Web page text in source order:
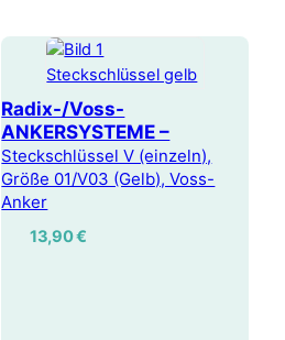
Radix-/Voss-
ANKERSYSTEME –
Steckschlüssel V (einzeln),
Größe 01/V03 (Gelb), Voss-
Anker
13,90€